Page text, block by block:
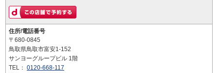
住所/電話番号
〒680-0845
鳥取県鳥取市富安1-152
サンヨーグループビル 1階
TEL： 0120-668-117